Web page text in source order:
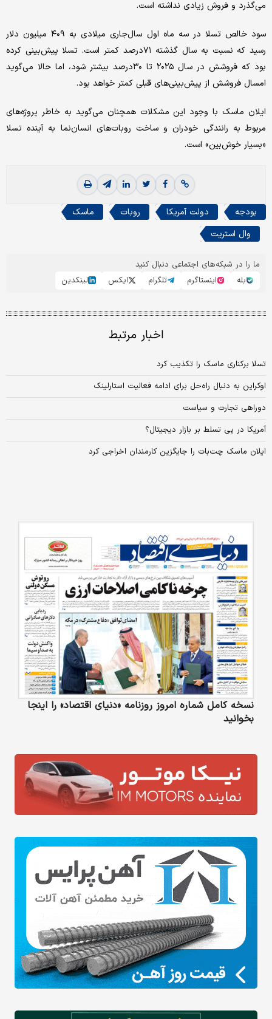
می‌‌گذرد و فروش زیادی نداشته است.
سود خالص تسلا در سه ماه اول سال‌جاری میلادی به ۴۰۹ میلیون دلار
رسید که نسبت به سال گذشته ۷۱‌درصد کمتر است. تسلا پیش‌بینی کرده
بود که فروشش در سال ۲۰۲۵ تا ۳۰‌درصد بیشتر شود، اما حالا می‌‌گوید
امسال فروشش از پیش‌بینی‌‌‌‌های قبلی کمتر خواهد بود.
ایلان ماسک با وجود این مشکلات همچنان می‌‌گوید به خاطر پروژه‌‌های
مربوط به رانندگی خودران و ساخت روبات‌‌های انسان‌‌نما به آینده تسلا
«بسیار خوش‌بین» است.
بودجه دولت آمریکا روبات
ماسک
وال استریت
ما را در شبکه‌های اجتماعی دنبال کنید
بله
اینستاگرم تلگرام ایکس لینکدین
اخبار مرتبط
تسلا برکناری ماسک را تکذیب کرد
اوکراین به دنبال راه‌حل برای ادامه فعالیت استارلینک
دوراهی تجارت و سیاست
آمریکا در پی تسلط بر بازار دیجیتال؟
ایلان ماسک چت‌بات را جایگزین کارمندان اخراجی کرد
نسخه کامل شماره امروز روزنامه «دنیای‌ اقتصاد» را اینجا
بخوانید